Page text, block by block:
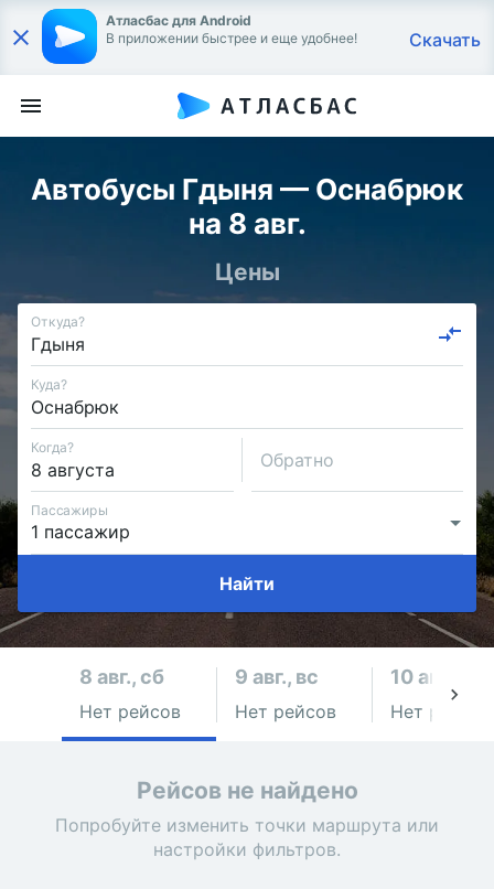
Атласбас для Android
В приложении быстрее и еще удобнее!
Скачать
Автобусы Гдыня — Оснабрюк
на 8 авг.
Цены
Откуда?
Куда?
Когда?
Обратно
Пассажиры
Найти
8 авг., сб
Нет рейсов
9 авг., вс
Нет рейсов
10 авг., пн
Нет рейсов
Рейсов не найдено
Попробуйте изменить точки маршрута или
настройки фильтров.